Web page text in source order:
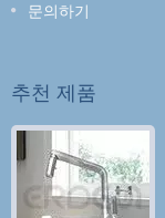
문의하기
추천 제품